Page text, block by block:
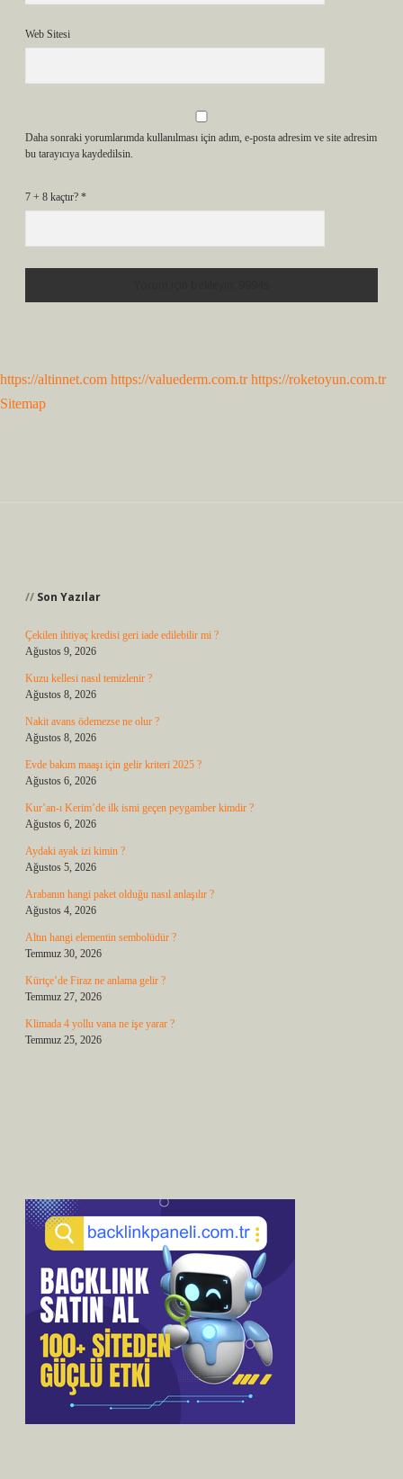
Web Sitesi
Daha sonraki yorumlarımda kullanılması için adım, e-posta adresim ve site adresim
bu tarayıcıya kaydedilsin.
7 + 8 kaçtır? *
https://altinnet.com https://valuederm.com.tr https://roketoyun.com.tr
Sitemap
Son Yazılar
Çekilen ihtiyaç kredisi geri iade edilebilir mi ?
Ağustos 9, 2026
Kuzu kellesi nasıl temizlenir ?
Ağustos 8, 2026
Nakit avans ödemezse ne olur ?
Ağustos 8, 2026
Evde bakım maaşı için gelir kriteri 2025 ?
Ağustos 6, 2026
Kur’an-ı Kerim’de ilk ismi geçen peygamber kimdir ?
Ağustos 6, 2026
Aydaki ayak izi kimin ?
Ağustos 5, 2026
Arabanın hangi paket olduğu nasıl anlaşılır ?
Ağustos 4, 2026
Altın hangi elementin sembolüdür ?
Temmuz 30, 2026
Kürtçe’de Firaz ne anlama gelir ?
Temmuz 27, 2026
Klimada 4 yollu vana ne işe yarar ?
Temmuz 25, 2026